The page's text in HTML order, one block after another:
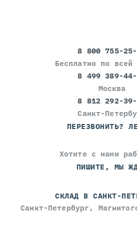
8 800 755-
Бесплатно по всей
8 499 389-
Москва
8 812 292-
Санкт-
ПЕРЕЗВОНИТЬ?
Хотите с нами
ПИШИТЕ, МЫ
СКЛАД В САНКТ-
Санкт-Петербург,